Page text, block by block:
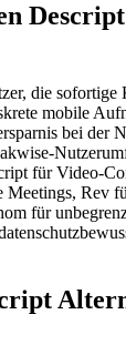
Descript
die sofortige
mobile
bei der
für Video-
Rev
für